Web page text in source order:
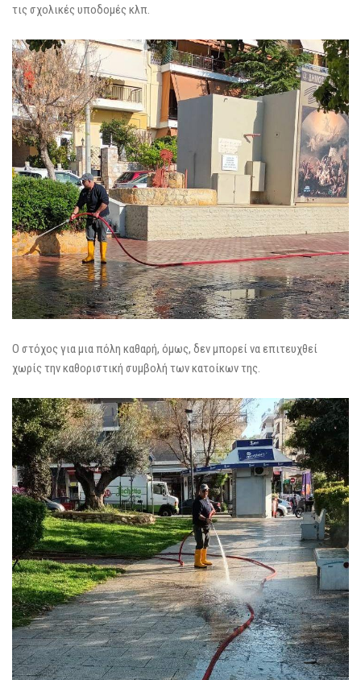
τις σχολικές υποδομές κλπ.
Ο στόχος για μια πόλη καθαρή, όμως, δεν μπορεί να επιτευχθεί
χωρίς την καθοριστική συμβολή των κατοίκων της.